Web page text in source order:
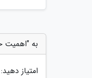
به "اهمیت
امتیاز دهید: